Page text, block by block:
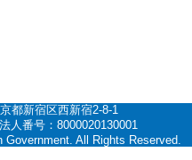
都新宿区西新宿2-8-1
人番号：8000020130001
Government. All Rights Reserved.